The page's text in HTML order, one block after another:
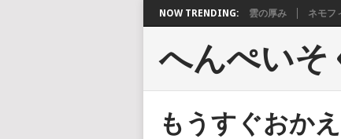
NOW TRENDING: 雲の厚み ネモフ
へんぺいそ
もうすぐおか